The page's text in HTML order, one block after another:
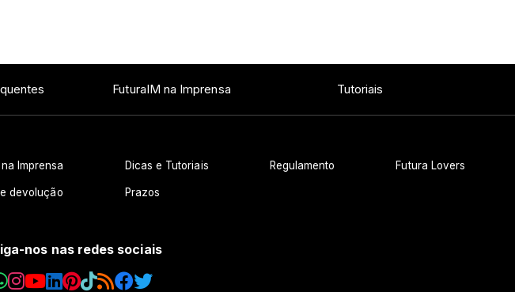
FuturaIM na Imprensa Tutoriais
Imprensa Dicas e Tutoriais Regulamento Futura Lovers
devolução Prazos
nos nas redes sociais